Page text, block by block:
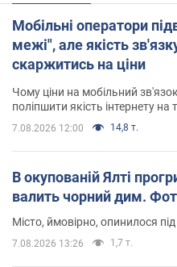
Мобільні оператори
межі", але якість
скаржитись на ціни
Чому ціни на мобільний
поліпшити якість інтернету на
7.08.2026 12:00 14,8 т.
В окупованій Ялті
валить чорний дим.
Місто, ймовірно, опинилося
7.08.2026 13:26 1,7 т.